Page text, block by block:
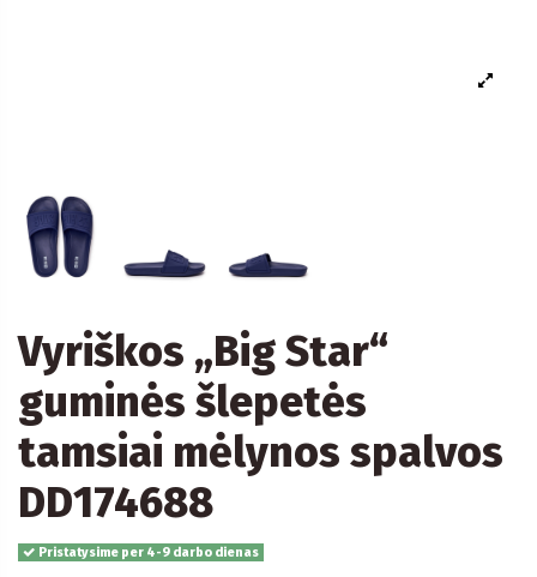
Vyriškos „Big Star“
guminės šlepetės
tamsiai mėlynos spalvos
DD174688
Pristatysime per 4-9 darbo dienas